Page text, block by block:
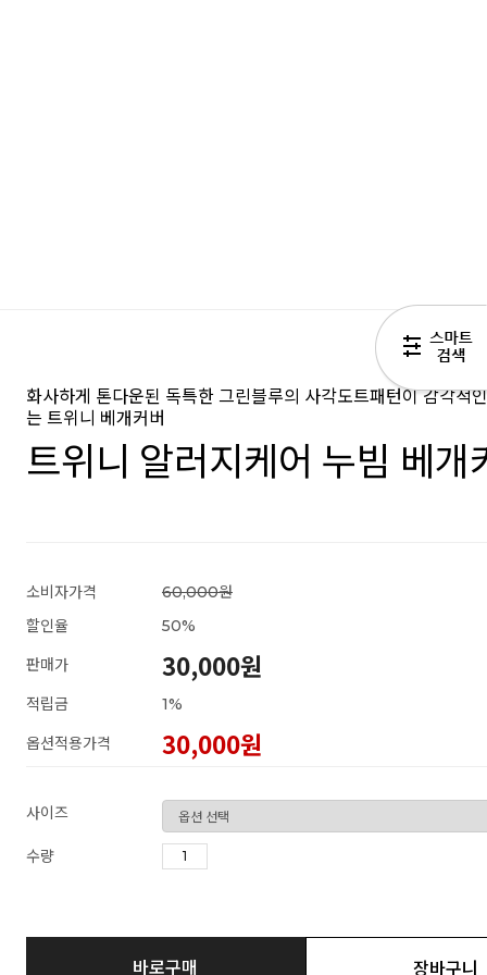
화사하게 톤다운된 독특한 그린블루의 사각도트패턴이 감각적
는 트위니 베개커버
트위니 알러지케어 누빔 베개
소비자가격
60,000원
할인율
50%
판매가
30,000원
적립금
1%
옵션적용가격
30,000원
사이즈
수량
바로구매 장바구니